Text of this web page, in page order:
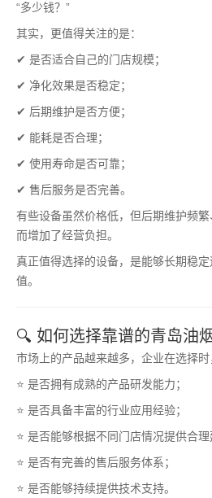
“多少钱？”
其实，更值得关注的是：
✔ 是否适合自己的门店规模；
✔ 净化效果是否稳定；
✔ 后期维护是否方便；
✔ 能耗是否合理；
✔ 使用寿命是否可靠；
✔ 售后服务是否完善。
有些设备虽然价格低，但后期维护频
而增加了经营负担。
真正值得选择的设备，是能够长期稳
值。
🔍 如何选择靠谱的青岛油
市场上的产品越来越多，企业在选择时
⭐ 是否拥有成熟的产品研发能力；
⭐ 是否具备丰富的行业应用经验；
⭐ 是否能够根据不同门店情况提供合理
⭐ 是否有完善的售后服务体系；
⭐ 是否能够持续提供技术支持。